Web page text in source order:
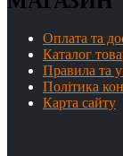
Оплата та
Каталог
Правила та
Політика
Карта сайту